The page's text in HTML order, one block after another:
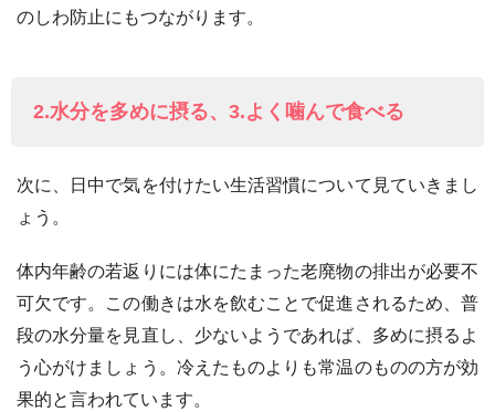
のしわ防止にもつながります。
2.水分を多めに摂る、3.よく噛んで食べる
次に、日中で気を付けたい生活習慣について見ていきまし
ょう。
体内年齢の若返りには体にたまった老廃物の排出が必要不
可欠です。この働きは水を飲むことで促進されるため、普
段の水分量を見直し、少ないようであれば、多めに摂るよ
う心がけましょう。冷えたものよりも常温のものの方が効
果的と言われています。